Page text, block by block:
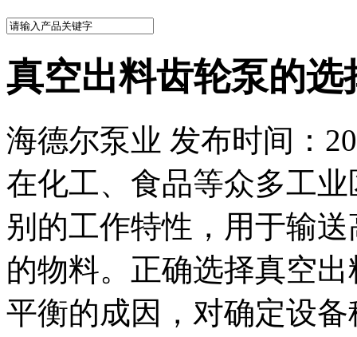
真空出料齿轮泵的
海德尔泵业 发布时间：
在化工、食品等众多工
别的工作特性，用于输
的物料。正确选择真空
平衡的成因，对确定设